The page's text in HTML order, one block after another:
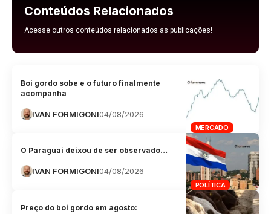
Conteúdos Relacionados
Acesse outros conteúdos relacionados as publicações!
MERCADO
Boi gordo sobe e o futuro finalmente
acompanha
IVAN FORMIGONI04/08/2026
POLÍTICA
O Paraguai deixou de ser observado…
IVAN FORMIGONI04/08/2026
Preço do boi gordo em agosto: